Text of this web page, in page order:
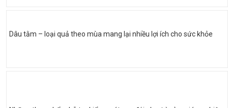
Dâu tằm – loại quả theo mùa mang lại nhiều lợi ích cho sức khỏe